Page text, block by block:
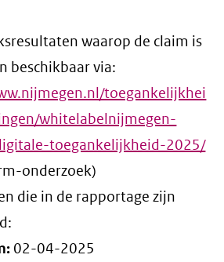
waarop de claim is
beschikbaar via:
toegankelijkhei
whitelabelnijmegen-
toegankelijkheid-2025/
onderzoek)
die in de rapportage zijn
02-04-2025